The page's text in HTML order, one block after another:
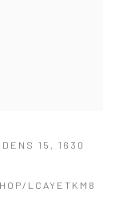
15, 1630
LCAYETKM8